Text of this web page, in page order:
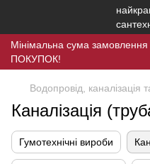
Мінімальна сума
ПОКУПОК!
Водопровід, каналізація
Каналізація
Гумотехнічні вироби